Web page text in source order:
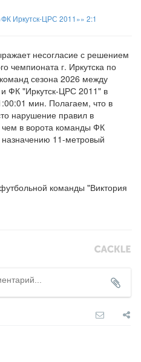
Иркутск-ЦРС 2011»» 2:1
несогласие с решением
чемпионата г. Иркутска по
сезона 2026 между
ФК "Иркутск-ЦРС 2011" в
мин. Полагаем, что в
нарушение правил в
в ворота команды ФК
11-метровый
команды "Виктория